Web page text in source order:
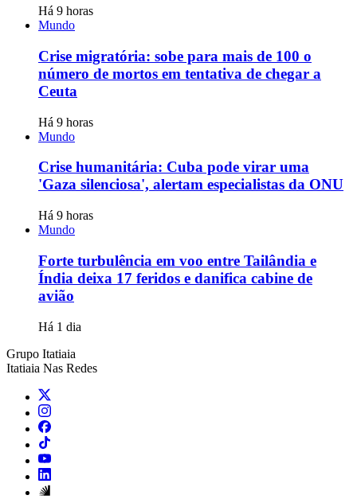
Há 9 horas
Mundo
Crise migratória: sobe para mais de 100 o
número de mortos em tentativa de chegar a
Ceuta
Há 9 horas
Mundo
Crise humanitária: Cuba pode virar uma
'Gaza silenciosa', alertam especialistas da ONU
Há 9 horas
Mundo
Forte turbulência em voo entre Tailândia e
Índia deixa 17 feridos e danifica cabine de
avião
Há 1 dia
Grupo Itatiaia
Itatiaia Nas Redes